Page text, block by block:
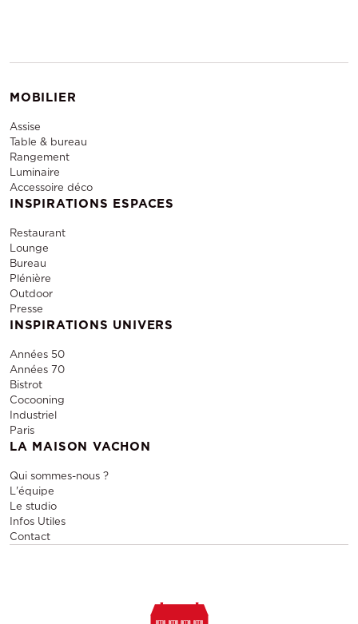
MOBILIER
Assise
Table & bureau
Rangement
Luminaire
Accessoire déco
INSPIRATIONS ESPACES
Restaurant
Lounge
Bureau
Plénière
Outdoor
Presse
INSPIRATIONS UNIVERS
Années 50
Années 70
Bistrot
Cocooning
Industriel
Paris
LA MAISON VACHON
Qui sommes-nous ?
L'équipe
Le studio
Infos Utiles
Contact